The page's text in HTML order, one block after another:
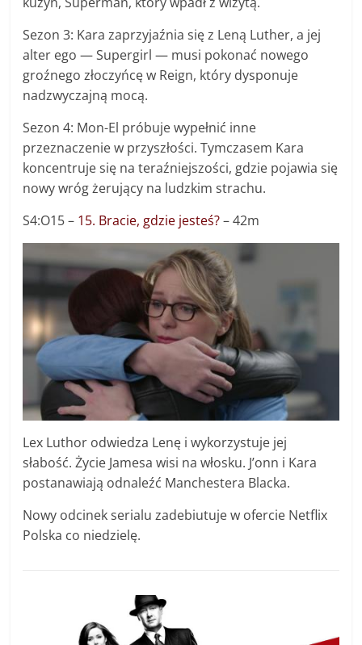
Sezon 3: Kara zaprzyjaźnia się z Leną Luther, a jej
alter ego — Supergirl — musi pokonać nowego
groźnego złoczyńcę w Reign, który dysponuje
nadzwyczajną mocą.
Sezon 4: Mon-El próbuje wypełnić inne
przeznaczenie w przyszłości. Tymczasem Kara
koncentruje się na teraźniejszości, gdzie pojawia się
nowy wróg żerujący na ludzkim strachu.
S4:O15 – 15. Bracie, gdzie jesteś?– 42m
Lex Luthor odwiedza Lenę i wykorzystuje jej
słabość. Życie Jamesa wisi na włosku. J’onn i Kara
postanawiają odnaleźć Manchestera Blacka.
Nowy odcinek serialu zadebiutuje w ofercie Netflix
Polska co niedzielę.